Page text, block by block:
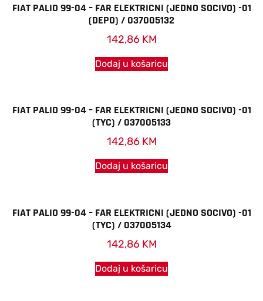
FIAT PALIO 99-04 – FAR ELEKTRICNI (JEDNO SOCIVO) -01
(DEPO) / 037005132
142,86 KM
Dodaj u košaricu
FIAT PALIO 99-04 – FAR ELEKTRICNI (JEDNO SOCIVO) -01
(TYC) / 037005133
142,86 KM
Dodaj u košaricu
FIAT PALIO 99-04 – FAR ELEKTRICNI (JEDNO SOCIVO) -01
(TYC) / 037005134
142,86 KM
Dodaj u košaricu